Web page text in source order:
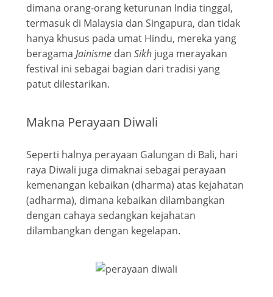
dimana orang-orang keturunan India tinggal,
termasuk di Malaysia dan Singapura, dan tidak
hanya khusus pada umat Hindu, mereka yang
beragama Jainisme dan Sikh juga merayakan
festival ini sebagai bagian dari tradisi yang
patut dilestarikan.
Makna Perayaan Diwali
Seperti halnya perayaan Galungan di Bali, hari
raya Diwali juga dimaknai sebagai perayaan
kemenangan kebaikan (dharma) atas kejahatan
(adharma), dimana kebaikan dilambangkan
dengan cahaya sedangkan kejahatan
dilambangkan dengan kegelapan.